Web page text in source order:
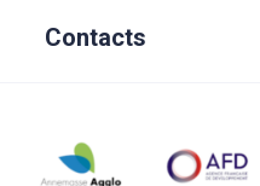
Contacts